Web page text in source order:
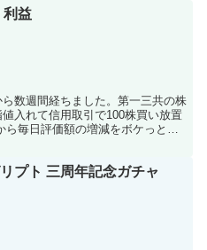
利益
数週間経ちました。第一三共の株
入れて信用取引で100株買い放置
毎日評価額の増減をボケっと眺
プト 三周年記念ガチャ